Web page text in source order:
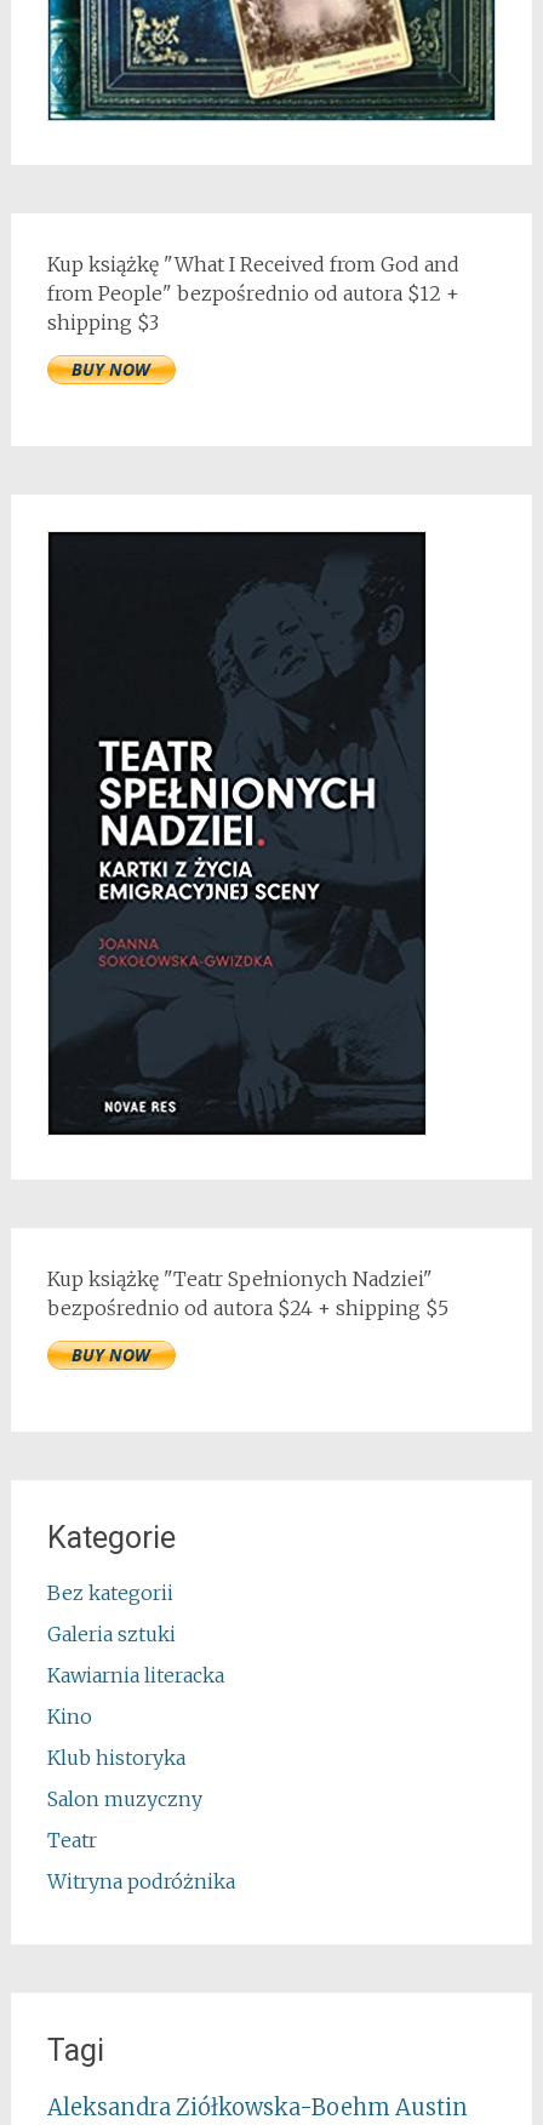
Kup książkę "What I Received from God and
from People" bezpośrednio od autora $12 +
shipping $3
Kup książkę "Teatr Spełnionych Nadziei"
bezpośrednio od autora $24 + shipping $5
Kategorie
Bez kategorii
Galeria sztuki
Kawiarnia literacka
Kino
Klub historyka
Salon muzyczny
Teatr
Witryna podróżnika
Tagi
Aleksandra Ziółkowska-Boehm Austin